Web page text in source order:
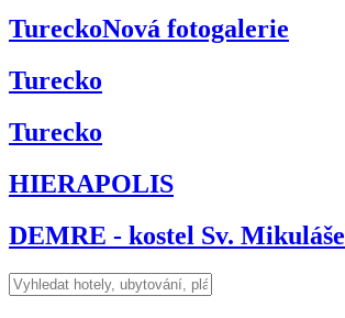
TureckoNová fotogalerie
Turecko
Turecko
HIERAPOLIS
DEMRE - kostel Sv. Mikuláše